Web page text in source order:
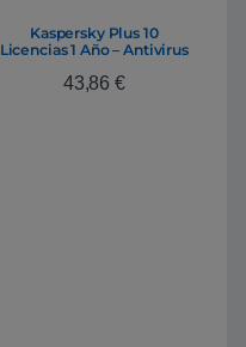
Kaspersky Plus 10
Licencias 1 Año – Antivirus
43,86 €